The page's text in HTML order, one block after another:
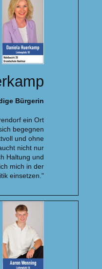
Bürgerin
ein Ort
begegnen
und ohne
nicht nur
Haltung und
mich in der
einsetzen."